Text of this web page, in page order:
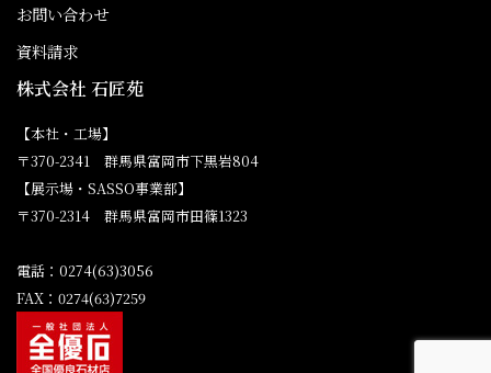
お問い合わせ
資料請求
株式会社 石匠苑
【本社・工場】
〒370-2341 群馬県富岡市下黒岩804
【展示場・SASSO事業部】
〒370-2314 群馬県富岡市田篠1323
電話：0274(63)3056
FAX：0274(63)7259